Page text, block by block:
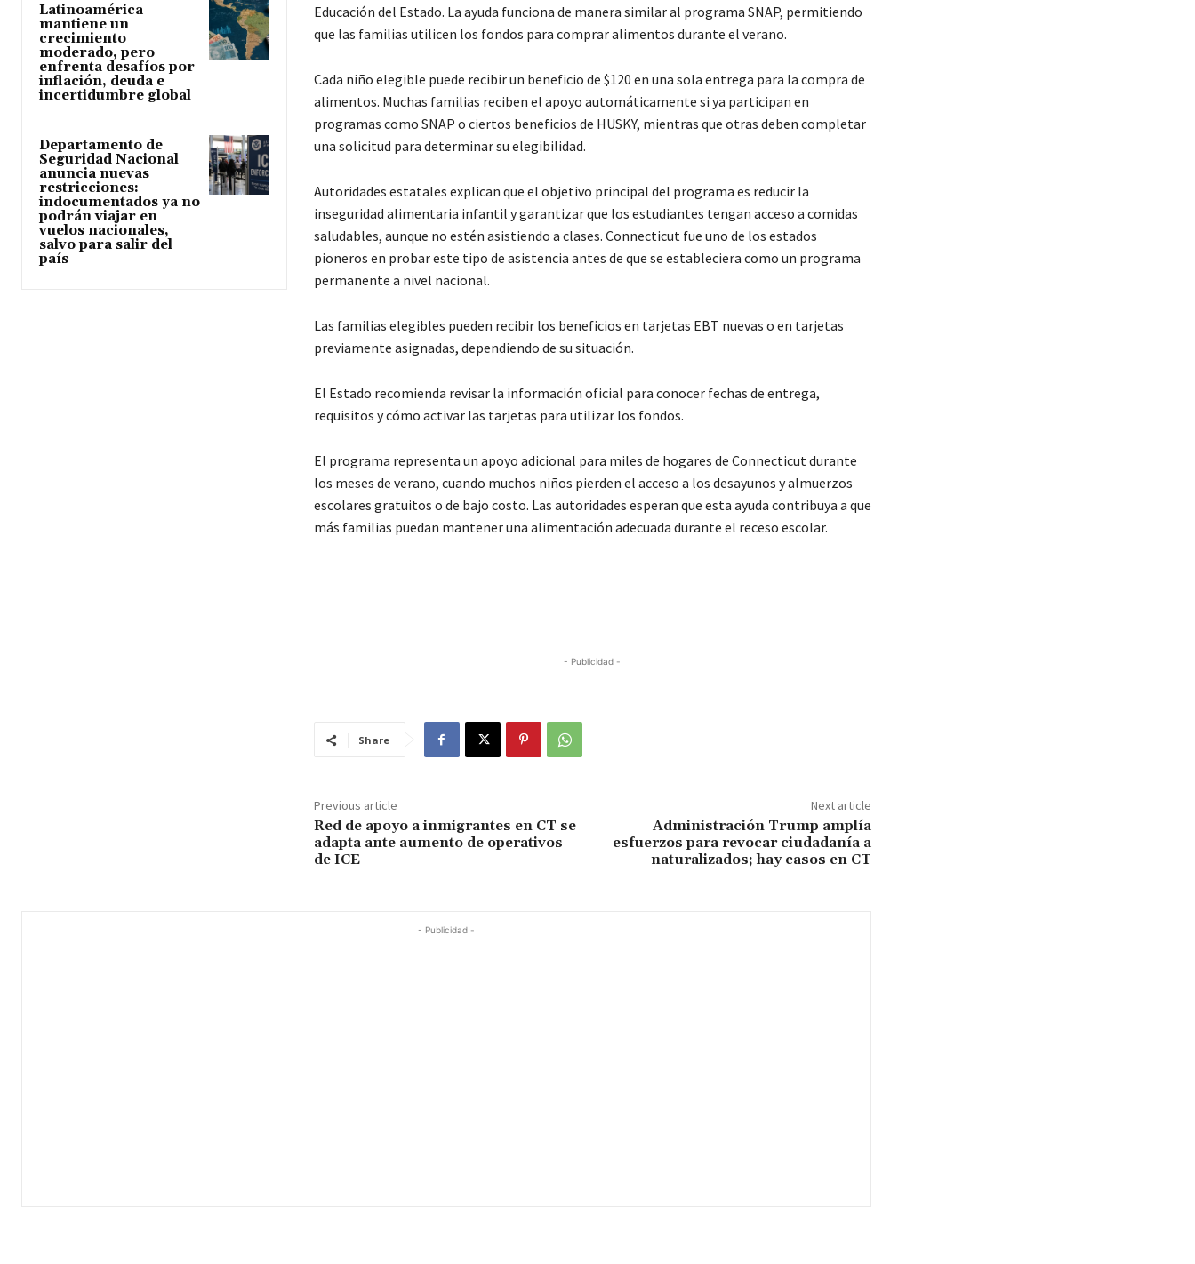
Latinoamérica
mantiene un
crecimiento
moderado, pero
enfrenta desafíos por
inflación, deuda e
incertidumbre global
Departamento de
Seguridad Nacional
anuncia nuevas
restricciones:
indocumentados ya no
podrán viajar en
vuelos nacionales,
salvo para salir del
país
Educación del Estado. La ayuda funciona de manera similar al programa SNAP, permitiendo
que las familias utilicen los fondos para comprar alimentos durante el verano.
Cada niño elegible puede recibir un beneficio de $120 en una sola entrega para la compra de
alimentos. Muchas familias reciben el apoyo automáticamente si ya participan en
programas como SNAP o ciertos beneficios de HUSKY, mientras que otras deben completar
una solicitud para determinar su elegibilidad.
Autoridades estatales explican que el objetivo principal del programa es reducir la
inseguridad alimentaria infantil y garantizar que los estudiantes tengan acceso a comidas
saludables, aunque no estén asistiendo a clases. Connecticut fue uno de los estados
pioneros en probar este tipo de asistencia antes de que se estableciera como un programa
permanente a nivel nacional.
Las familias elegibles pueden recibir los beneficios en tarjetas EBT nuevas o en tarjetas
previamente asignadas, dependiendo de su situación.
El Estado recomienda revisar la información oficial para conocer fechas de entrega,
requisitos y cómo activar las tarjetas para utilizar los fondos.
El programa representa un apoyo adicional para miles de hogares de Connecticut durante
los meses de verano, cuando muchos niños pierden el acceso a los desayunos y almuerzos
escolares gratuitos o de bajo costo. Las autoridades esperan que esta ayuda contribuya a que
más familias puedan mantener una alimentación adecuada durante el receso escolar.
- Publicidad -
Share
Previous article
Red de apoyo a inmigrantes en CT se
adapta ante aumento de operativos
de ICE
Next article
Administración Trump amplía
esfuerzos para revocar ciudadanía a
naturalizados; hay casos en CT
- Publicidad -